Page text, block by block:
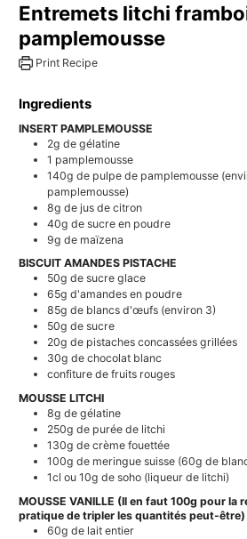
Entremets litchi
pamplemousse
Print Recipe
Ingredients
INSERT PAMPLEMOUSSE
2g de gélatine
1 pamplemousse
140g de pulpe de pamplemousse
pamplemousse)
8g de jus de citron
40g de sucre en poudre
9g de maïzena
BISCUIT AMANDES PISTACHE
50g de sucre glace
65g d'amandes en poudre
85g de blancs d'œufs (environ 3)
50g de sucre
20g de pistaches concassées grillées
30g de chocolat blanc
confiture de fruits rouges
MOUSSE LITCHI
8g de gélatine
250g de purée de litchi
130g de crème fouettée
100g de meringue suisse (60g de
1cl ou 10g de soho (liqueur de litchi)
MOUSSE VANILLE (Il en faut 100g pour la
pratique de tripler les quantités peut-être)
60g de lait entier